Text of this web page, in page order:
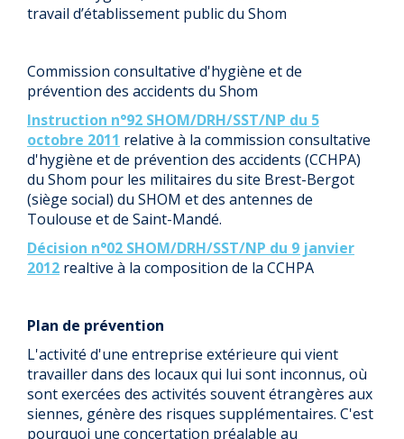
travail d’établissement public du Shom
Commission consultative d'hygiène et de
prévention des accidents du Shom
Instruction n°92 SHOM/DRH/SST/NP du 5
octobre 2011 relative à la commission consultative
d'hygiène et de prévention des accidents (CCHPA)
du Shom pour les militaires du site Brest-Bergot
(siège social) du SHOM et des antennes de
Toulouse et de Saint-Mandé.
Décision n°02 SHOM/DRH/SST/NP du 9 janvier
2012 realtive à la composition de la CCHPA
Plan de prévention
L'activité d'une entreprise extérieure qui vient
travailler dans des locaux qui lui sont inconnus, où
sont exercées des activités souvent étrangères aux
siennes, génère des risques supplémentaires. C'est
pourquoi une concertation préalable au